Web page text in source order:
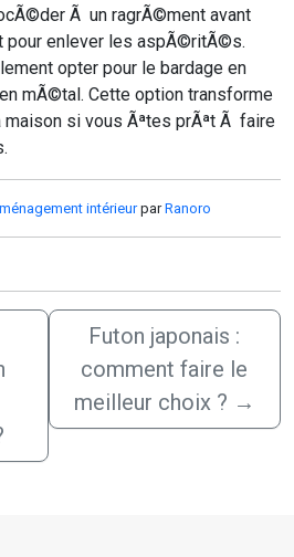
Ã un ragrÃ©ment avant
pour enlever les aspÃ©ritÃ©s.
opter pour le bardage en
mÃ©tal. Cette option transforme
maison si vous Ãªtes prÃªt Ã faire
intérieurparRanoro
Futon japonais :
comment faire le
meilleur choix ? →